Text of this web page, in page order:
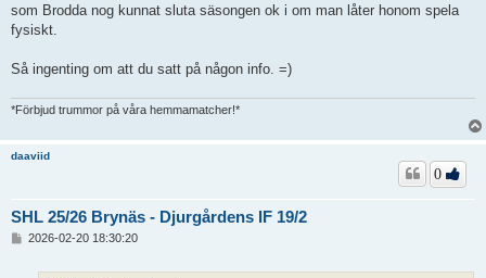
som Brodda nog kunnat sluta säsongen ok i om man låter honom spela
fysiskt.
Så ingenting om att du satt på någon info. =)
*Förbjud trummor på våra hemmamatcher!*
daaviid
SHL 25/26 Brynäs - Djurgårdens IF 19/2
0
2026-02-20 18:30:20